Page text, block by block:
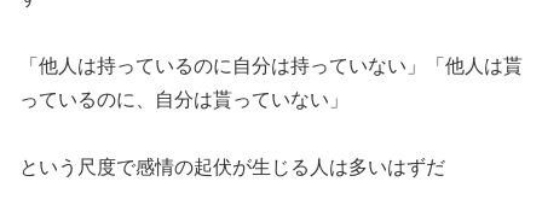
「他人は持っているのに自分は持っていない」「他人は貰
っているのに、自分は貰っていない」
という尺度で感情の起伏が生じる人は多いはずだ